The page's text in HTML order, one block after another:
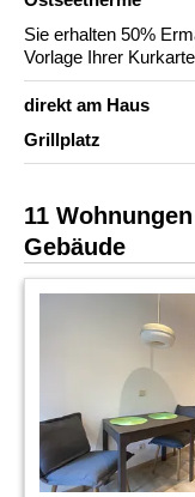
Sie erhalten 50%
Vorlage Ihrer
direkt am Haus
Grillplatz
11
Gebäude